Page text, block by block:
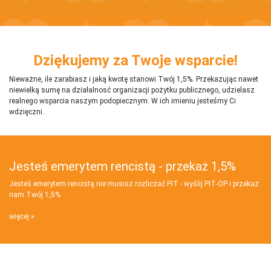
Dziękujemy za Twoje wsparcie!
Nieważne, ile zarabiasz i jaką kwotę stanowi Twój 1,5%. Przekazując nawet
niewielką sumę na działalnosć organizacji pożytku publicznego, udzielasz
realnego wsparcia naszym podopiecznym. W ich imieniu jesteśmy Ci
wdzięczni.
Jesteś emerytem rencistą - przekaż 1,5%
Jesteś emerytem rencistą nie musisz rozliczać PIT - wyślij PIT‑OP i przekaż
nam Twój 1,5%
więcej